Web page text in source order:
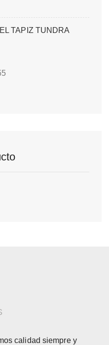
TAPIZ TUNDRA
calidad siempre y